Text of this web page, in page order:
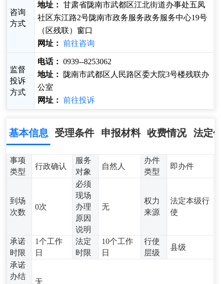
咨询
方式
地址： 甘肃省陇南市武都区江北街道办事处五凤
社区东江路2号陇南市政务服务政务服务中心19号
（区残联）窗口
网址： 前往咨询
监督
投诉
方式
电话： 0939--8253062
地址：
陇南市武都区人民路区委大院3号楼残联办
公室
网址： 前往投诉
基本信息 受理条件 申报材料 收费情况 法定
事项
类型
行政确认
服务
对象
自然人
办件
类型
即办件
到场
次数
0次
必须
现场
办理
原因
说明
无
权力
来源
法定本级行
使
承诺
时限
1个工作
日
法定
时限
10个工作
日
行使
层级
县级
承诺
办结
无